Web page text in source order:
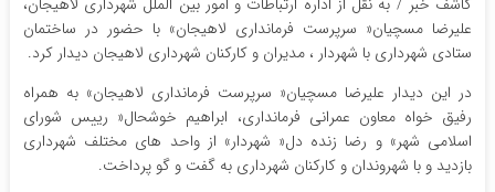
علیرضا مسچیان« سرپرست فرمانداری لاهیجان» با حضور در ساختمان
ستادی شهرداری با شهردار ، مدیران و کارکنان شهرداری لاهیجان دیدار کرد.
در این دیدار علیرضا مسچیان« سرپرست فرمانداری لاهیجان» به همراه
رفیق خواه معاون عمرانی فرمانداری، ابراهیم خوشحال« رییس شورای
اسلامی شهر» و رضا زنده دل« شهردار» از واحد های مختلف شهرداری
بازدید و با شهروندان و کارکنان شهرداری به گفت و گو پرداخت.